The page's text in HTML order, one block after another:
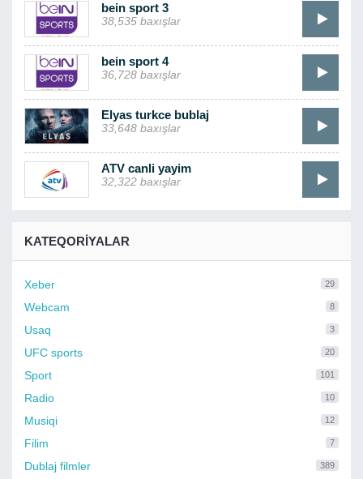
bein sport 3
38,535 baxışlar
bein sport 4
36,728 baxışlar
Elyas turkce bublaj
33,648 baxışlar
ATV canli yayim
32,322 baxışlar
KATEQORIYALAR
Xeber 29
Webcam 8
Usaq 3
UFC sports 20
Sport 101
Radio 10
Musiqi 12
Filim 7
Dublaj filmler 389